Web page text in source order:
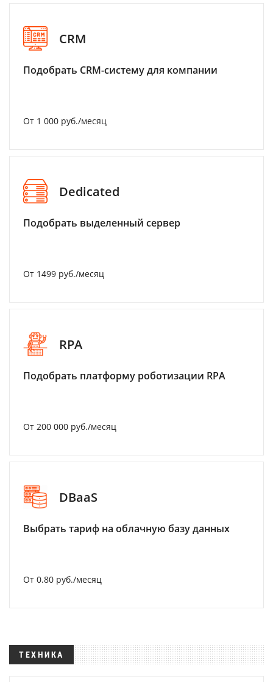
CRM
Подобрать CRM-систему для компании
От 1 000 руб./месяц
Dedicated
Подобрать выделенный сервер
От 1499 руб./месяц
RPA
Подобрать платформу роботизации RPA
От 200 000 руб./месяц
DBaaS
Выбрать тариф на облачную базу данных
От 0.80 руб./месяц
ТЕХНИКА